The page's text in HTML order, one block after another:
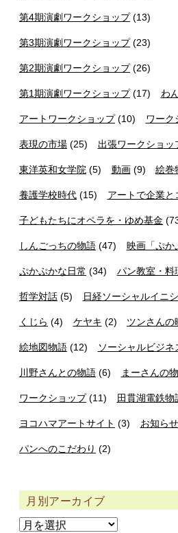
第4期演劇ワークショップ(13)
第3期演劇ワークショップ(23)
第2期演劇ワークショップ(26)
第1期演劇ワークショップ(17) わ
アートワークショップ(10) ワーク
表現の市場 (25) 出張ワークショッ
東洋英和女学院 (5) 動画(9) 絵巻
養護学校時代 (15) アートで企業と
子どもたちにオペラを・ゆめ基金
しんごっちの物語 (47) 映画「ぷか
ぷかぷかな日常 (34) パン教室・料
哲学対話 (5) 日経ソーシャルイニ
くじら (4) ケヤキ (2) ツンさんの
絵地図物語 (12) ソーシャルビジネ
川野さんとの物語 (6) まーさんの
ワークショップ(11) 田貫湖電鉄物
ヨコハマアートサイト (3) お知らせ
パンへのこだわり (2)
月別アーカイブ